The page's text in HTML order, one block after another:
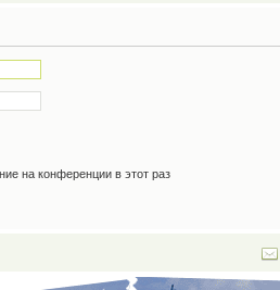
на конференции в этот раз